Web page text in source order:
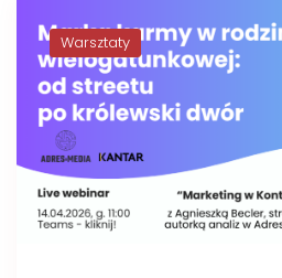
Warsztaty